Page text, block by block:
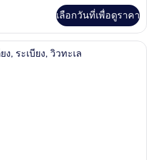
เลือกวันที่เพื่อดูราคา
ห้องซูพีเรีย, เตียงควีนไซส์ 1 เตียง, ระ
ง, ระเบียง, วิวทะเล